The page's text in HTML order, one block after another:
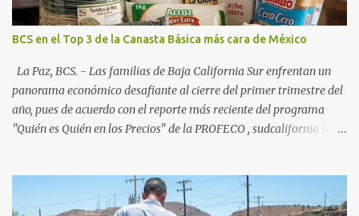
creciente en el turismo de naturaleza. Le siguen destinos
consolidados y emergentes: Los Cabos: 72% promedio (esperando
picos del 79% en Año Nuevo). La Paz: 66%. Loreto: 58%. Mulegé:
54%. "Estamos viendo un fenómeno de diversificación. Ya no solo
vienen por el lujo de Los Cabos, sino por la aut...
BCS en el Top 3 de la Canasta Básica más cara de México
La Paz, BCS. - Las familias de Baja California Sur enfrentan un
panorama económico desafiante al cierre del primer trimestre del
año, pues de acuerdo con el reporte más reciente del programa
"Quién es Quién en los Precios" de la PROFECO , sudcalifornia se
datos correspondientes al cierre de marzo y la primera semana de
abril revelan que adquirir el paquete de los 24 productos